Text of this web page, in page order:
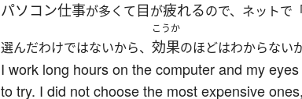
パソコン仕事が多くて目が疲れるので、ネットで
選んだわけではないから、
こうか
効果のほどはわからないが
I work long hours on the computer and my
to try. I did not choose the most expensive